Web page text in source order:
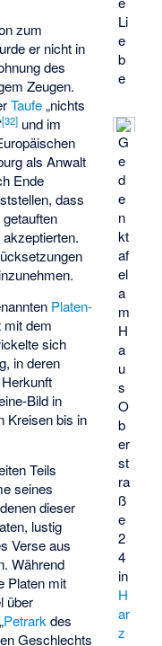
Li
e
b
e
G
e
d
e
n
kt
af
el
a
m
H
a
u
s
O
b
er
st
ra
ß
e
2
4
in
H
ar
z
zum
er nicht in
des
Zeugen.
Taufe„nichts
[32] und im
als Anwalt
Ende
dass
Platen-
mit dem
sich
in deren
Bild in
Kreisen bis in
Teils
seines
dieser
lustig
Verse aus
Während
Platen mit
über
Petrark des
Geschlechts